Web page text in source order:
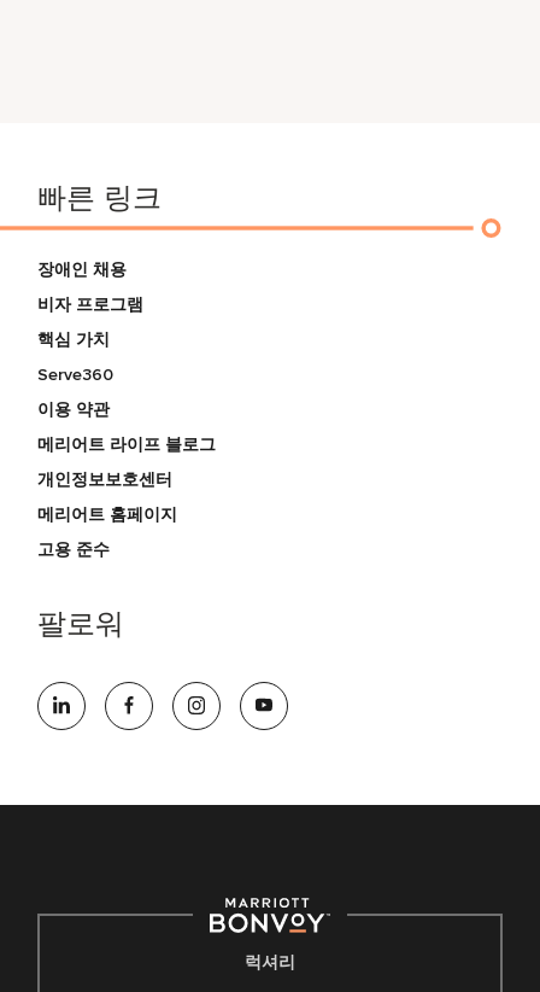
빠른 링크
장애인 채용
비자 프로그램
핵심 가치
Serve360
이용 약관
메리어트 라이프 블로그
개인정보보호센터
메리어트 홈페이지
고용 준수
팔로워
럭셔리